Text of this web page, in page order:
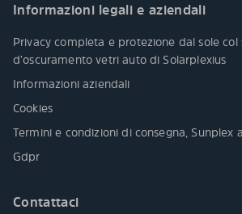
Informazioni legali e aziendali
Privacy completa e protezione dal sole col
d’oscuramento vetri auto di Solarplexius
Informazioni aziendali
Cookies
Termini e condizioni di consegna, Sunplex
Gdpr
Contattaci